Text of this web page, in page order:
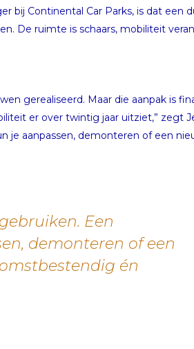
bij Continental Car Parks, is dat een
De ruimte is schaars, mobiliteit
gerealiseerd. Maar die aanpak is
er over twintig jaar uitziet,” zegt
je aanpassen, demonteren of een
Een
demonteren of een
én